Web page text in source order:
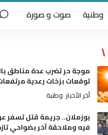
وطنية صوت و صورة
موجة حر تضرب عدة مناطق
توقعات بزخات رعدية
أخر الأخبار وطنية
بوزملان.. جريمة قتل تسفر
فيه وملاحقة آخر بضواحي